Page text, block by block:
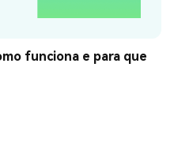
funciona e para que